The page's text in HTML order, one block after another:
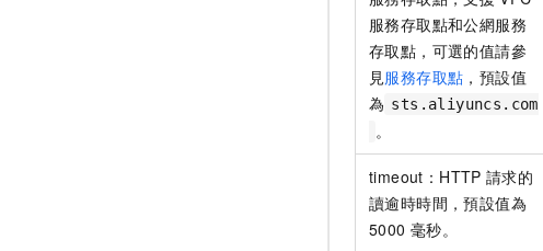
服務存取點和公網服務
存取點，可選的值請參
見服務存取點 ，預設值
為 sts.aliyuncs.com
。
timeout：HTTP 請求的
讀逾時時間，預設值為
5000 毫秒。